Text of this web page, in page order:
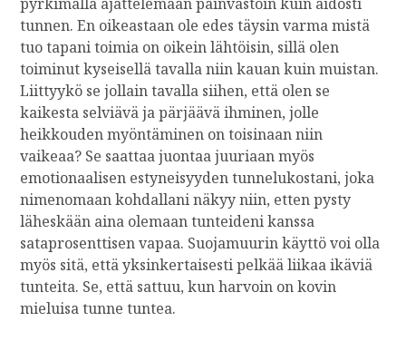
pyrkimällä ajattelemaan päinvastoin kuin aidosti
tunnen. En oikeastaan ole edes täysin varma mistä
tuo tapani toimia on oikein lähtöisin, sillä olen
toiminut kyseisellä tavalla niin kauan kuin muistan.
Liittyykö se jollain tavalla siihen, että olen se
kaikesta selviävä ja pärjäävä ihminen, jolle
heikkouden myöntäminen on toisinaan niin
vaikeaa? Se saattaa juontaa juuriaan myös
emotionaalisen estyneisyyden tunnelukostani, joka
nimenomaan kohdallani näkyy niin, etten pysty
läheskään aina olemaan tunteideni kanssa
sataprosenttisen vapaa. Suojamuurin käyttö voi olla
myös sitä, että yksinkertaisesti pelkää liikaa ikäviä
tunteita. Se, että sattuu, kun harvoin on kovin
mieluisa tunne tuntea.